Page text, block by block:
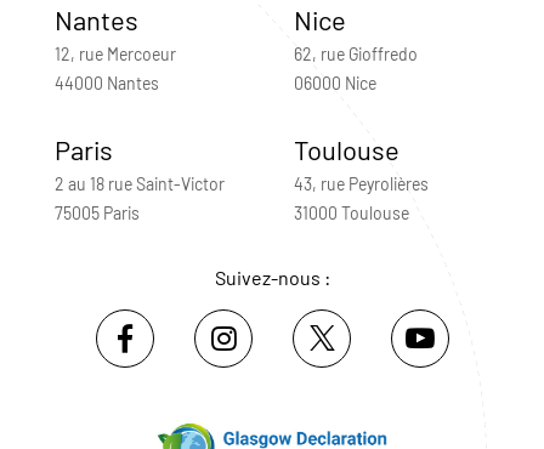
Nantes
12, rue Mercoeur
44000 Nantes
Nice
62, rue Gioffredo
06000 Nice
Paris
2 au 18 rue Saint-Victor
75005 Paris
Toulouse
43, rue Peyrolières
31000 Toulouse
Suivez-nous :